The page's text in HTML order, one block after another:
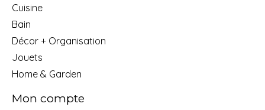
Cuisine
Bain
Décor + Organisation
Jouets
Home & Garden
Mon compte